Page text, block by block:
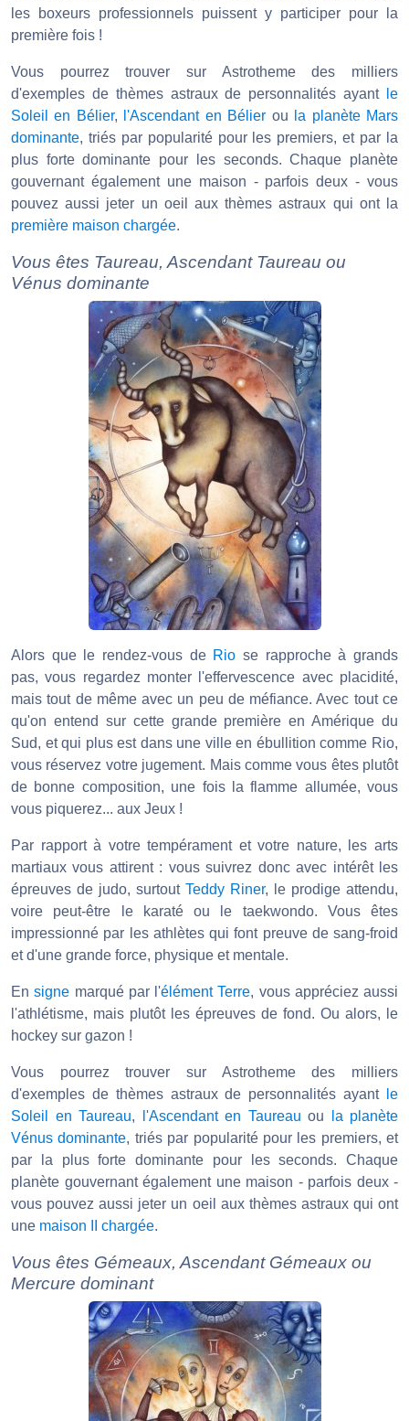
les boxeurs professionnels puissent y participer pour la
première fois !
Vous pourrez trouver sur Astrotheme des milliers
d'exemples de thèmes astraux de personnalités ayant
le
Soleil en Bélier, l'Ascendant en Bélier ou
la planète Mars
dominante, triés par popularité pour les premiers, et par la
plus forte dominante pour les seconds. Chaque planète
gouvernant également une maison - parfois deux - vous
pouvez aussi jeter un oeil aux thèmes astraux qui ont la
première maison chargée.
Vous êtes Taureau, Ascendant Taureau ou
Vénus dominante
Alors que le rendez-vous de Rio se rapproche à grands
pas, vous regardez monter l'effervescence avec placidité,
mais tout de même avec un peu de méfiance. Avec tout ce
qu'on entend sur cette grande première en Amérique du
Sud, et qui plus est dans une ville en ébullition comme Rio,
vous réservez votre jugement. Mais comme vous êtes plutôt
de bonne composition, une fois la flamme allumée, vous
vous piquerez... aux Jeux !
Par rapport à votre tempérament et votre nature, les arts
martiaux vous attirent : vous suivrez donc avec intérêt les
épreuves de judo, surtout Teddy Riner, le prodige attendu,
voire peut-être le karaté ou le taekwondo. Vous êtes
impressionné par les athlètes qui font preuve de sang-froid
et d'une grande force, physique et mentale.
Ensigne marqué par l'élément Terre, vous appréciez aussi
l'athlétisme, mais plutôt les épreuves de fond. Ou alors, le
hockey sur gazon !
Vous pourrez trouver sur Astrotheme des milliers
d'exemples de thèmes astraux de personnalités ayant
le
Soleil en Taureau, l'Ascendant en Taureau ou
la planète
Vénus dominante, triés par popularité pour les premiers, et
par la plus forte dominante pour les seconds. Chaque
planète gouvernant également une maison - parfois deux -
vous pouvez aussi jeter un oeil aux thèmes astraux qui ont
une maison II chargée.
Vous êtes Gémeaux, Ascendant Gémeaux ou
Mercure dominant